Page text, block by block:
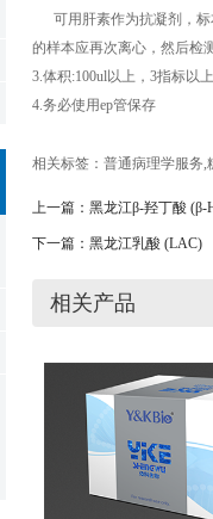
可用肝素作为抗凝剂，标
的样本应再次离心，然后检测
3.体积:100ul以上，3指标以
4.务必使用ep管保存
相关标签： 普通病理学服务,
上一篇： 黑龙江β-羟丁酸 (β-
下一篇： 黑龙江乳酸 (LAC)
相关产品